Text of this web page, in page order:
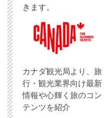
きます。
​カナダ観光局より、旅
行・観光業界向け最新
情報や心輝く旅のコン
テンツを紹介